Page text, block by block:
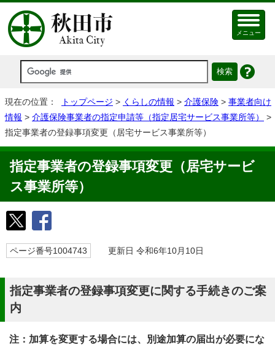
メニュー
現在の位置： トップページ > くらしの情報 > 介護保険 > 事業者向け
情報 > 介護保険事業者の指定申請等（指定居宅サービス事業所等）
>
指定事業者の登録事項変更（居宅サービス事業所等）
指定事業者の登録事項変更（居宅サービ
ス事業所等）
ページ番号1004743 更新日 令和6年10月10日
指定事業者の登録事項変更に関する手続きのご案
内
注：加算を変更する場合には、別途加算の届出が必要にな